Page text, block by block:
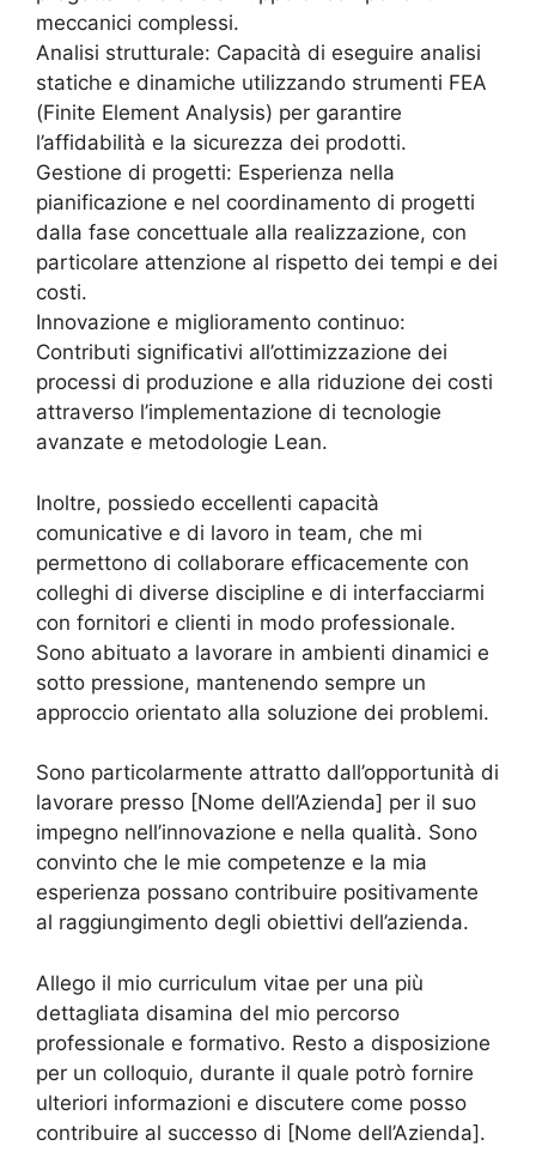
meccanici complessi.
Analisi strutturale: Capacità di eseguire analisi
statiche e dinamiche utilizzando strumenti FEA
(Finite Element Analysis) per garantire
l’affidabilità e la sicurezza dei prodotti.
Gestione di progetti: Esperienza nella
pianificazione e nel coordinamento di progetti
dalla fase concettuale alla realizzazione, con
particolare attenzione al rispetto dei tempi e dei
costi.
Innovazione e miglioramento continuo:
Contributi significativi all’ottimizzazione dei
processi di produzione e alla riduzione dei costi
attraverso l’implementazione di tecnologie
avanzate e metodologie Lean.
Inoltre, possiedo eccellenti capacità
comunicative e di lavoro in team, che mi
permettono di collaborare efficacemente con
colleghi di diverse discipline e di interfacciarmi
con fornitori e clienti in modo professionale.
Sono abituato a lavorare in ambienti dinamici e
sotto pressione, mantenendo sempre un
approccio orientato alla soluzione dei problemi.
Sono particolarmente attratto dall’opportunità di
lavorare presso [Nome dell’Azienda] per il suo
impegno nell’innovazione e nella qualità. Sono
convinto che le mie competenze e la mia
esperienza possano contribuire positivamente
al raggiungimento degli obiettivi dell’azienda.
Allego il mio curriculum vitae per una più
dettagliata disamina del mio percorso
professionale e formativo. Resto a disposizione
per un colloquio, durante il quale potrò fornire
ulteriori informazioni e discutere come posso
contribuire al successo di [Nome dell’Azienda].